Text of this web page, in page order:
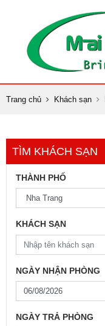
Trang chủ Khách sạn
TÌM KHÁCH SẠN
THÀNH PHỐ
KHÁCH SẠN
NGÀY NHẬN PHÒNG
NGÀY TRẢ PHÒNG